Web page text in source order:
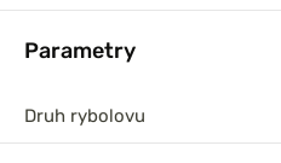
Parametry
Druh rybolovu